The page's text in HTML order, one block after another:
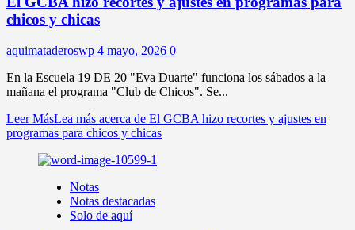
chicos y chicas
aquimataderoswp 4 mayo, 2026 0
En la Escuela 19 DE 20 "Eva Duarte" funciona los sábados a la
mañana el programa "Club de Chicos". Se...
Leer MásLea más acerca de El GCBA hizo recortes y ajustes en
programas para chicos y chicas
Notas
Notas destacadas
Solo de aquí